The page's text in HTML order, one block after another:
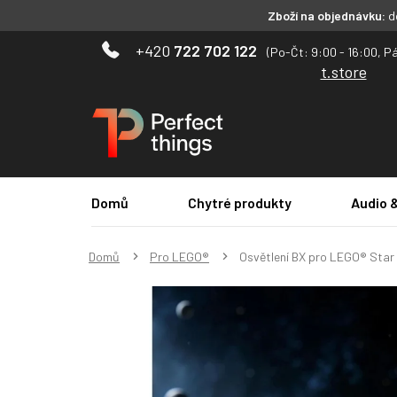
Zboží na objednávku:
722 702 122
t.store
Domů
Chytré produkty Audio
Domů Pro LEGO® Osvětlení BX pro LEGO®